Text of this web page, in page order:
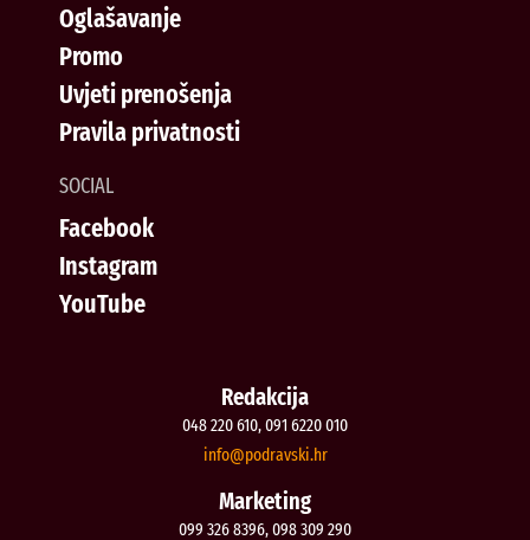
Oglašavanje
Promo
Uvjeti prenošenja
Pravila privatnosti
SOCIAL
Facebook
Instagram
YouTube
Redakcija
048 220 610, 091 6220 010
rh.iksvardop
@ofni
Marketing
099 326 8396, 098 309 290